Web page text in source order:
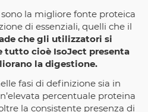
la migliore fonte proteica
di essenziali, quelli che il
che gli utilizzatori si
cioè IsoJect presenta
la digestione.
fasi di definizione sia in
percentuale proteina
la consistente presenza di